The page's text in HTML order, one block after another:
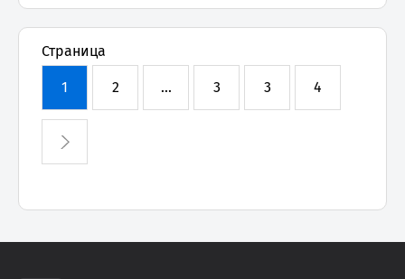
Страница
1 2 ... 3 3 4